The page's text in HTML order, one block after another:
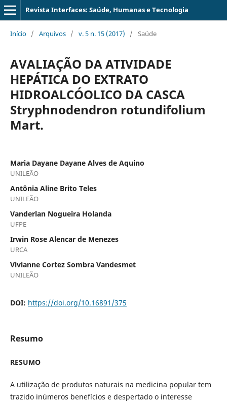
Revista Interfaces: Saúde, Humanas e Tecnologia
Início / Arquivos / v. 5 n. 15 (2017) / Saúde
AVALIAÇÃO DA ATIVIDADE
HEPÁTICA DO EXTRATO
HIDROALCÓOLICO DA CASCA
Stryphnodendron rotundifolium
Mart.
Maria Dayane Dayane Alves de Aquino
UNILEÃO
Antônia Aline Brito Teles
UNILEÃO
Vanderlan Nogueira Holanda
UFPE
Irwin Rose Alencar de Menezes
URCA
Vivianne Cortez Sombra Vandesmet
UNILEÃO
DOI: https://doi.org/10.16891/375
Resumo
RESUMO
A utilização de produtos naturais na medicina popular tem
trazido inúmeros benefícios e despertado o interesse